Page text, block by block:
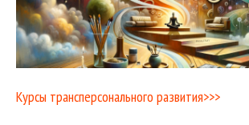
Курсы трансперсонального развития>>>